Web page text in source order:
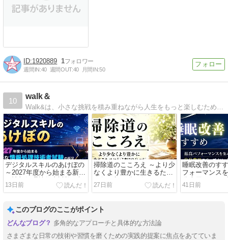
1920889 1
週間IN:40 週間OUT:40 月間IN:50
10
walk＆
デジタルスキルのあけぼの
～2027年度から始まる新た
な情報処理技術者試験の概
況～
13日前
掃除道のこころえ ～より少
なくより豊かに生きるため
に行う朝10分の行～
27日前
睡眠改善のす
フォーマンス
分専用スリー
41日前
このブログのここがポイント
多角的なアプローチと具体的な方法論
さまざまな日常の技術や習慣を磨くための実践的提案に焦点をあてていま